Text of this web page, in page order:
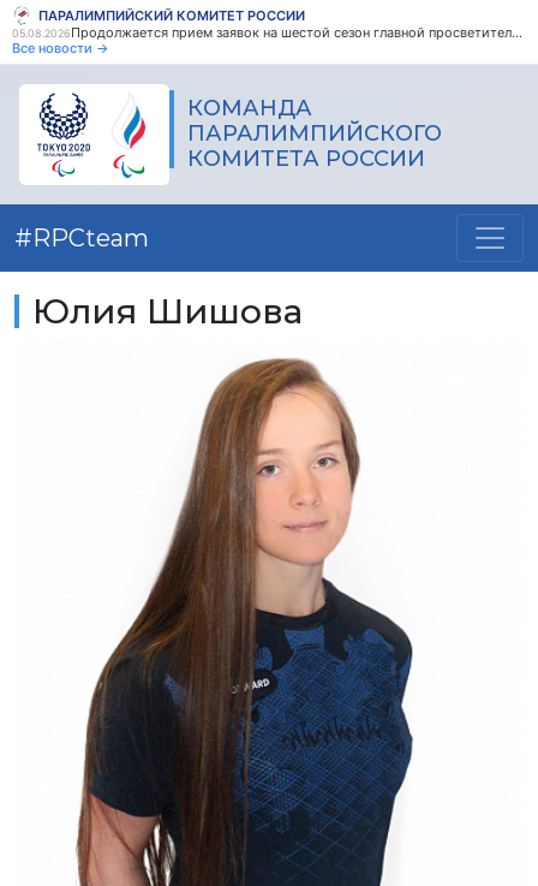
ПАРАЛИМПИЙСКИЙ КОМИТЕТ РОССИИ
05.08.2026
Продолжается прием заявок на шестой сезон главной просветительской награды страны - Знание.Премия
Все новости →
КОМАНДА
ПАРАЛИМПИЙСКОГО
КОМИТЕТА РОССИИ
#RPCteam
Юлия Шишова